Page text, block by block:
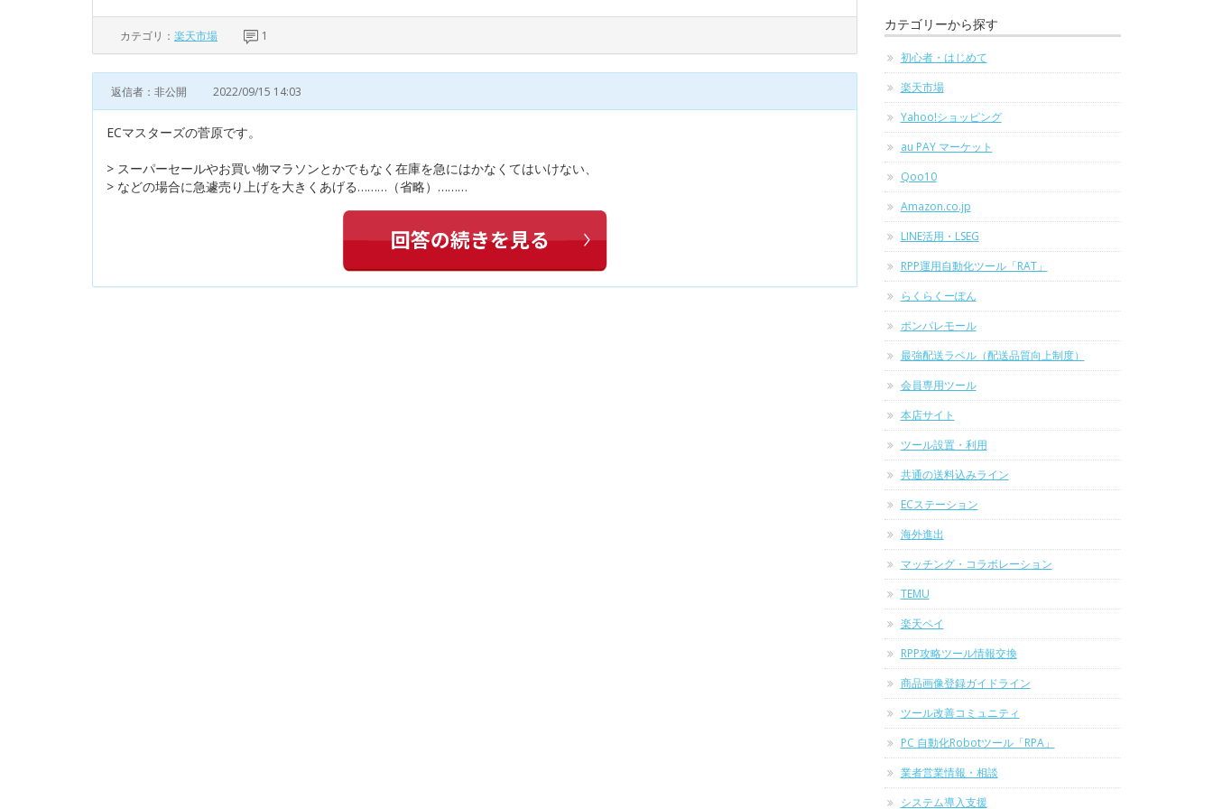
カテゴリ： 楽天市場 1
返信者：非公開 2022/09/15 14:03
ECマスターズの菅原です。
> スーパーセールやお買い物マラソンとかでもなく在庫を急にはかなくてはいけない、
> などの場合に急遽売り上げを大きくあげる………（省略）………
カテゴリーから探す
初心者・はじめて
楽天市場
Yahoo!ショッピング
au PAY マーケット
Qoo10
Amazon.co.jp
LINE活用・LSEG
RPP運用自動化ツール「RAT」
らくらくーぽん
ポンパレモール
最強配送ラベル（配送品質向上制度）
会員専用ツール
本店サイト
ツール設置・利用
共通の送料込みライン
ECステーション
海外進出
マッチング・コラボレーション
TEMU
楽天ペイ
RPP攻略ツール情報交換
商品画像登録ガイドライン
ツール改善コミュニティ
PC 自動化Robotツール「RPA」
業者営業情報・相談
システム導入支援